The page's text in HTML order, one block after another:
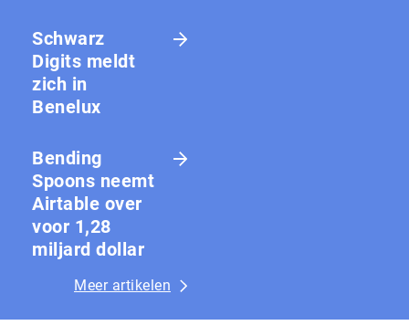
Schwarz
Digits meldt
zich in
Benelux
Bending
Spoons neemt
Airtable over
voor 1,28
miljard dollar
Meer artikelen